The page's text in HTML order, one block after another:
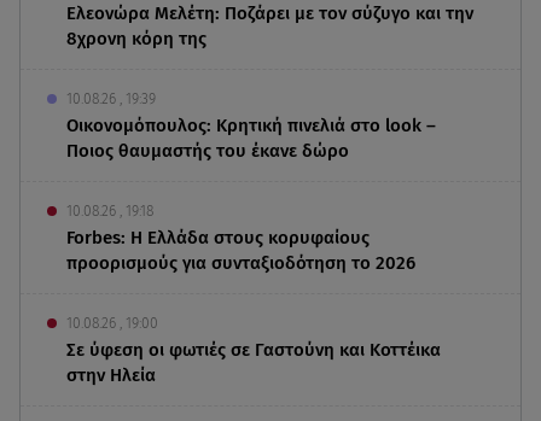
Ελεονώρα Μελέτη: Ποζάρει με τον σύζυγο και την
8χρονη κόρη της
10.08.26 , 19:39
Οικονομόπουλος: Κρητική πινελιά στο look –
Ποιος θαυμαστής του έκανε δώρο
10.08.26 , 19:18
Forbes: Η Ελλάδα στους κορυφαίους
προορισμούς για συνταξιοδότηση το 2026
10.08.26 , 19:00
Σε ύφεση οι φωτιές σε Γαστούνη και Κοττέικα
στην Ηλεία